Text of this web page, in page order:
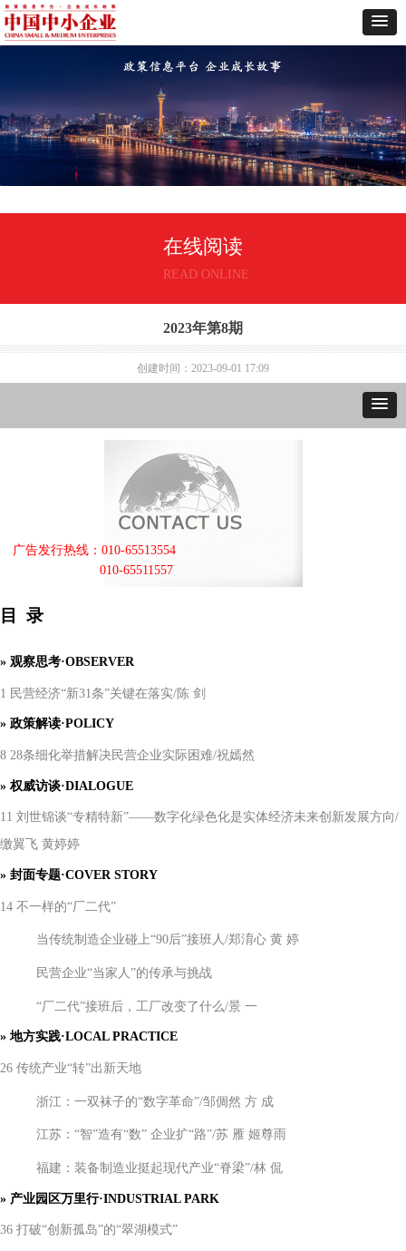
在线阅读
READ ONLINE
广告发行热线：010-65513554
010-65511557
2023年第8期
创建时间： 2023-09-01 17:09
目 录
» 观察思考·OBSERVER
1 民营经济“新31条”关键在落实/陈 剑
» 政策解读·POLICY
8 28条细化举措解决民营企业实际困难/祝嫣然
» 权威访谈·DIALOGUE
11 刘世锦谈“专精特新”——数字化绿色化是实体经济未来创新发展方向/
缴翼飞 黄婷婷
» 封面专题·COVER STORY
14 不一样的“厂二代”
当传统制造企业碰上“90后”接班人/郑淯心 黄 婷
民营企业“当家人”的传承与挑战
“厂二代”接班后，工厂改变了什么/景 一
» 地方实践·LOCAL PRACTICE
26 传统产业“转”出新天地
浙江：一双袜子的“数字革命”/邹倜然 方 成
江苏： “智”造有“数” 企业扩“路”/苏 雁 姬尊雨
福建：装备制造业挺起现代产业“脊梁”/林 侃
» 产业园区万里行·INDUSTRIAL PARK
36 打破“创新孤岛”的“翠湖模式”